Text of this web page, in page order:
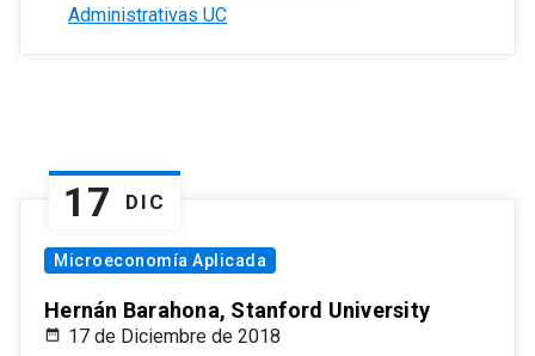
Administrativas UC
17 DIC
Microeconomía Aplicada
Hernán Barahona, Stanford University
17 de Diciembre de 2018